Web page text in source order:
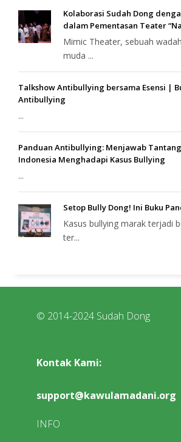
Kolaborasi Sudah Dong
dalam Pementasan Teater
Mimic Theater, sebuah
muda ...
Talkshow Antibullying bersama Esensi |
Antibullying
...
Panduan Antibullying: Menjawab
Indonesia Menghadapi Kasus Bullying
...
Setop Bully Dong! Ini Buku
Kasus bullying marak terjadi
ter...
© 2014-2024 Sudah Dong
Kontak Kami:
support@kawulamadani.org
INFO